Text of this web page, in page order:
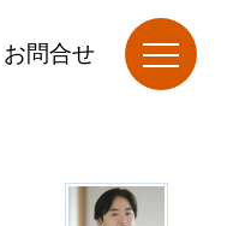
お問合せ